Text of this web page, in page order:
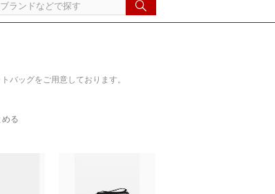
バッグをご用意しております。
る